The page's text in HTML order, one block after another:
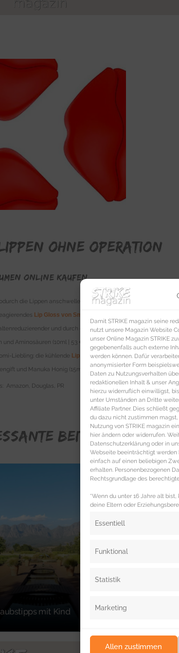
Damit STRIKE magazin seine
nutzt unsere Magazin Website
unser Online Magazin STRIKE
gegebenenfalls auch externe
werden können. Dafür
anonymisierter Form
Daten zu Nutzungsverhalten
redaktionellen Inhalt & unser
hierzu widerruflich einwilligst,
unter Umständen an Dritte
Affiliate Partner. Dies schließt
du dazu nicht zustimmen
Nutzung von STRIKE magazin
hier ändern oder widerrufen.
Datenschutzerklärung oder in
Webseite beeinträchtigt
einfach auf einen beliebigen
erhalten. Personenbezogenen
Rechtsgrundlage des
*Wenn du unter 16 Jahre alt
deine Eltern oder
Essentiell
Funktional
Statistik
Marketing
Allen zustimmen
OHNE OPERATION
online kaufen
die Lippen anschwellen (34 €). Mimik Relax
Lip Gloss von Smashbox
und durch die Shaping-Technologie
Aminosäuren (10ml | 53 €). TransparentesLip Gloss von
Liebling: die kühlende Lippenmaske von Etude House
und Manuka Honig (15ml | 19 €).
Amazon, Douglas, PR
BEITRÄGE FÜR
mit Kind